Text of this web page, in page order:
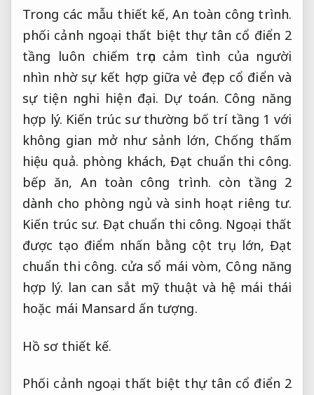
Trong các mẫu thiết kế,An toàn công trình.
phối cảnh ngoại thất biệt thự tân cổ điển 2
tầng luôn chiếm trọn cảm tình của người
nhìn nhờ sự kết hợp giữa vẻ đẹp cổ điển và
sự tiện nghi hiện đại. Dự toán. Công năng
hợp lý. Kiến trúc sư thường bố trí tầng 1 với
không gian mở như sảnh lớn, Chống thấm
hiệu quả. phòng khách,Đạt chuẩn thi công.
bếp ăn, An toàn công trình. còn tầng 2
dành cho phòng ngủ và sinh hoạt riêng tư.
Kiến trúc sư. Đạt chuẩn thi công. Ngoại thất
được tạo điểm nhấn bằng cột trụ lớn, Đạt
chuẩn thi công. cửa sổ mái vòm, Công năng
hợp lý. lan can sắt mỹ thuật và hệ mái thái
hoặc mái Mansard ấn tượng.
Hồ sơ thiết kế.
Phối cảnh ngoại thất biệt thự tân cổ điển 2